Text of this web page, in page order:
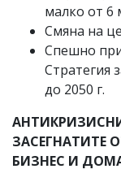
малко от 6
Смяна на
Спешно
Стратегия
до 2050 г.
ЗАСЕГНАТИТЕ
БИЗНЕС И